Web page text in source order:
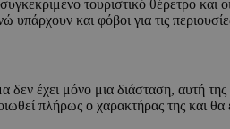
τουριστικό θέρετρο
υπάρχουν και φόβοι για τις
έχει μόνο μια διάσταση, αυτή
πλήρως ο χαρακτήρας της και θα